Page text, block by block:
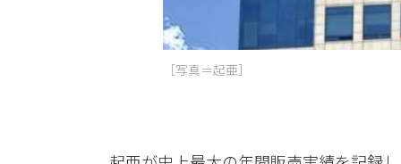
［写真＝起亜］